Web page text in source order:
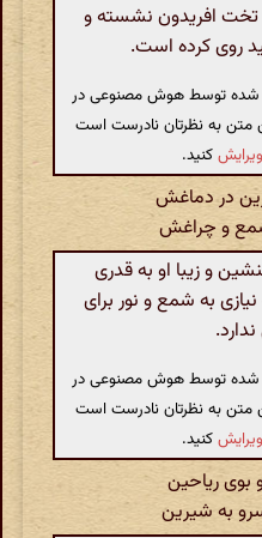
افریدون نشسته و
روی کرده است.
شده توسط هوش مصنوعی در
متن به نظرتان نادرست است
ویرایشکنید.
در دماغش
و چراغش
و زیبا او به قدری
به شمع و نور برای
شده توسط هوش مصنوعی در
متن به نظرتان نادرست است
ویرایشکنید.
بوی ریاحین
به شیرین